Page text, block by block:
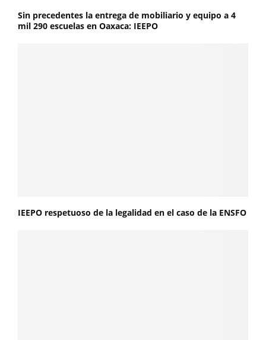
Sin precedentes la entrega de mobiliario y equipo a 4
mil 290 escuelas en Oaxaca: IEEPO
IEEPO respetuoso de la legalidad en el caso de la ENSFO